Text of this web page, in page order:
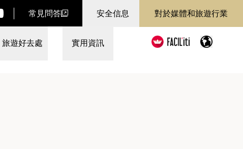
常見問答 安全信息 對於媒體和旅遊行業
旅遊好去處 實用資訊